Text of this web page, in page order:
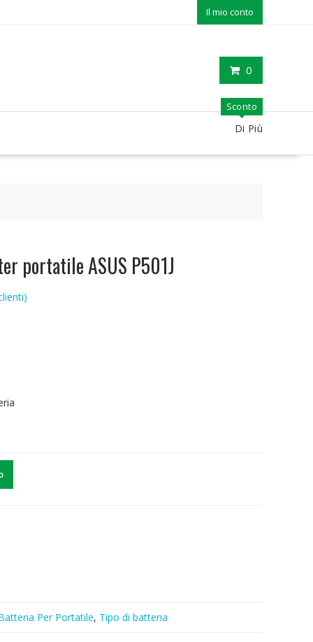
Il mio conto
0
Sconto
Di Più
portatile ASUS P501J
Per Portatile, Tipo di batteria